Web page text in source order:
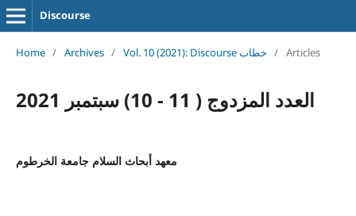
Discourse
Home / Archives / Vol. 10 (2021): Discourse خطاب / Articles
العدد المزدوج ( 11 - 10) سبتمبر 2021
معهد أبحاث السلام جامعة الخرطوم